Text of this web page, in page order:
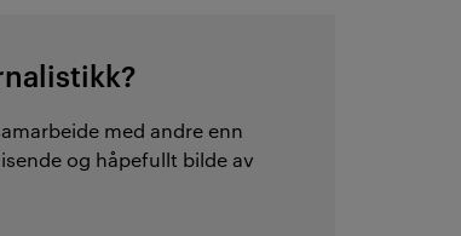
med andre enn
og håpefullt bilde av